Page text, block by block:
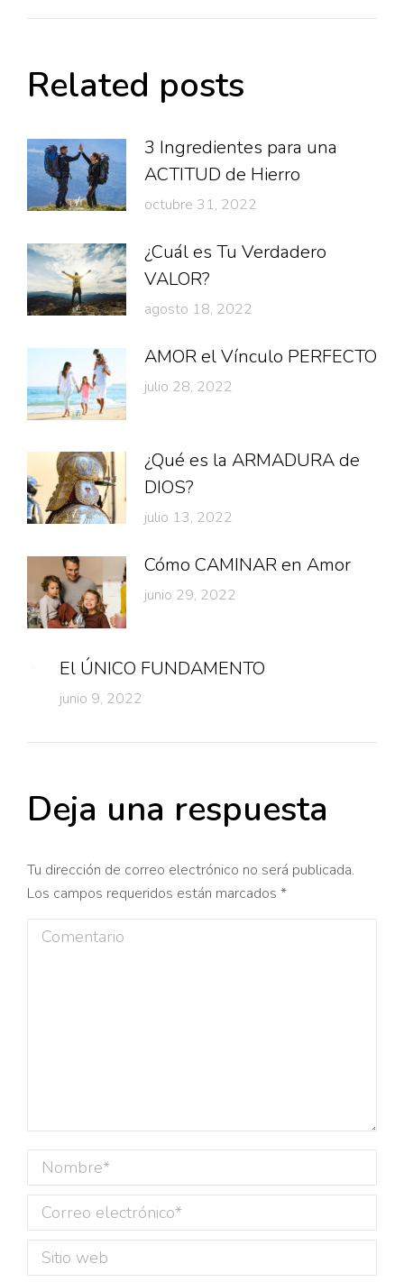
Related posts
3 Ingredientes para una
ACTITUD de Hierro
octubre 31, 2022
¿Cuál es Tu Verdadero
VALOR?
agosto 18, 2022
AMOR el Vínculo PERFECTO
julio 28, 2022
¿Qué es la ARMADURA de
DIOS?
julio 13, 2022
Cómo CAMINAR en Amor
junio 29, 2022
El ÚNICO FUNDAMENTO
junio 9, 2022
Deja una respuesta
Tu dirección de correo electrónico no será publicada.
Los campos requeridos están marcados *
Comentario
Nombre *
Correo electrónico *
Sitio web